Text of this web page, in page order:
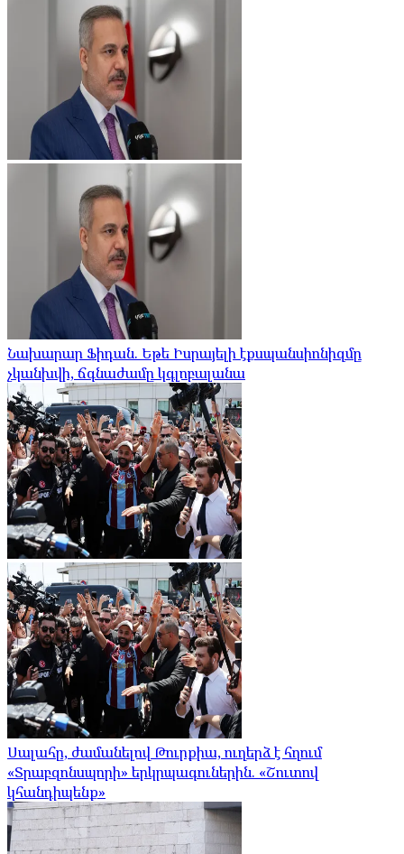
Նախարար Ֆիդան. Եթե Իսրայելի էքսպանսիոնիզմը
չկանխվի, ճգնաժամը կգլոբալանա
Սալահը, ժամանելով Թուրքիա, ուղերձ է հղում
«Տրաբզոնսպորի» երկրպագուներին. «Շուտով
կհանդիպենք»